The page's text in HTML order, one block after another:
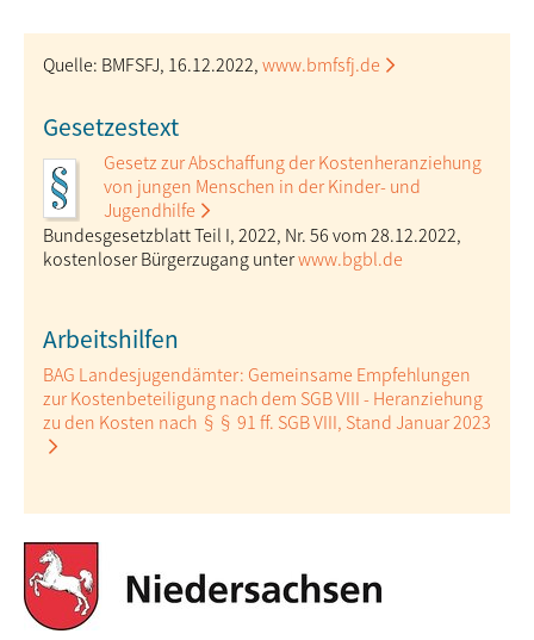
Quelle: BMFSFJ, 16.12.2022,www.bmfsfj.de
Gesetzestext
Gesetz zur Abschaffung der Kosten­heran­ziehung
von jungen Menschen in der Kinder- und
Jugendhilfe
Bundesgesetzblatt Teil I, 2022, Nr. 56 vom 28.12.2022,
kostenloser Bürgerzugang unterwww.bgbl.de
Arbeitshilfen
BAG Landesjugendämter: Gemeinsame Empfehlungen
zur Kostenbeteiligung nach dem SGB VIII - Heranziehung
zu den Kosten nach §§ 91 ff. SGB VIII, Stand Januar 2023